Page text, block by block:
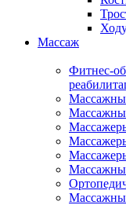
Массаж
Фитнес-